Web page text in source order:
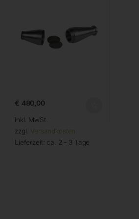
€ 480,00
inkl. MwSt.
zzgl. Versandkosten
Lieferzeit: ca. 2 - 3 Tage